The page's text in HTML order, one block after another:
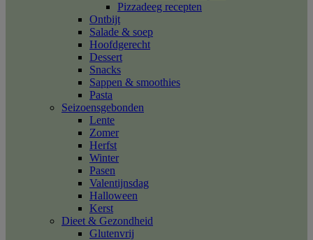
Pizzadeeg recepten
Ontbijt
Salade & soep
Hoofdgerecht
Dessert
Snacks
Sappen & smoothies
Pasta
Seizoensgebonden
Lente
Zomer
Herfst
Winter
Pasen
Valentijnsdag
Halloween
Kerst
Dieet & Gezondheid
Glutenvrij